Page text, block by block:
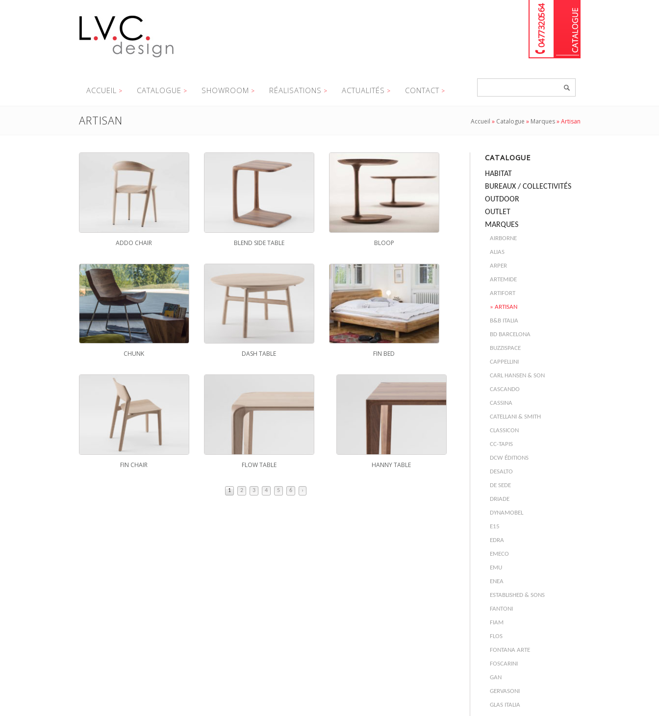
04 77 32 05 64
ACCUEIL CATALOGUE SHOWROOM RÉALISATIONS ACTUALITÉS CONTACT
ARTISAN Accueil » Catalogue » Marques»Artisan
ADDO CHAIR BLEND SIDE TABLE BLOOP
CHUNK DASH TABLE FIN BED
FIN CHAIR FLOW TABLE HANNY TABLE
1 2 3 4 5 6 ›
CATALOGUE
HABITAT
BUREAUX / COLLECTIVITÉS
OUTDOOR
OUTLET
MARQUES
AIRBORNE
ALIAS
ARPER
ARTEMIDE
ARTIFORT
ARTISAN
B&B ITALIA
BD BARCELONA
BUZZISPACE
CAPPELLINI
CARL HANSEN & SON
CASCANDO
CASSINA
CATELLANI & SMITH
CLASSICON
CC-TAPIS
DCW ÉDITIONS
DESALTO
DE SEDE
DRIADE
DYNAMOBEL
E15
EDRA
EMECO
EMU
ENEA
ESTABLISHED & SONS
FANTONI
FIAM
FLOS
FONTANA ARTE
FOSCARINI
GAN
GERVASONI
GLAS ITALIA